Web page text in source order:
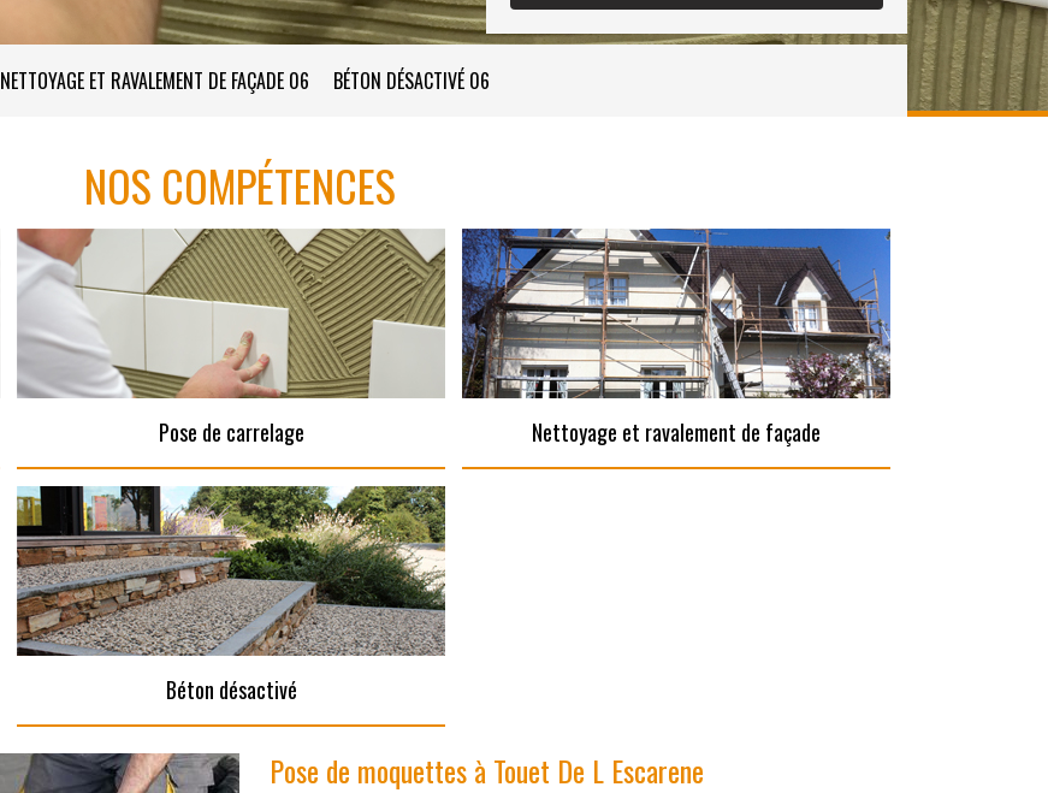
NETTOYAGE ET RAVALEMENT DE FAÇADE 06 BÉTON DÉSACTIVÉ 06
NOS COMPÉTENCES
Pose de carrelage Nettoyage et ravalement de façade
Béton désactivé
Pose de moquettes à Touet De L Escarene